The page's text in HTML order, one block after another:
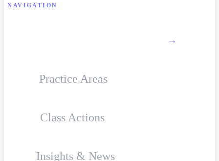
NAVIGATION
→
Practice Areas
Class Actions
Insights & News